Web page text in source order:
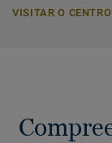
VISITAR O